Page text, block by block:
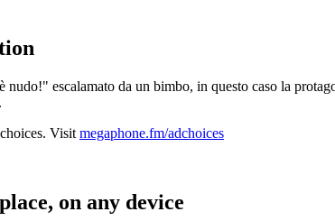
nudo!" escalamato da un bimbo, in questo caso la
Visit megaphone.fm/adchoices
on any device